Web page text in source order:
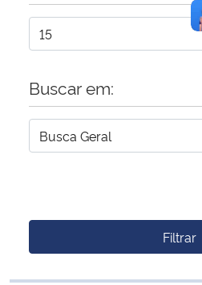
Buscar em:
Filtrar